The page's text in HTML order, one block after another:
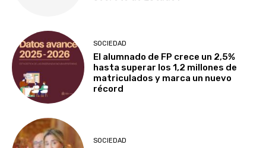
SOCIEDAD
El alumnado de FP crece un 2,5%
hasta superar los 1,2 millones de
matriculados y marca un nuevo
récord
SOCIEDAD